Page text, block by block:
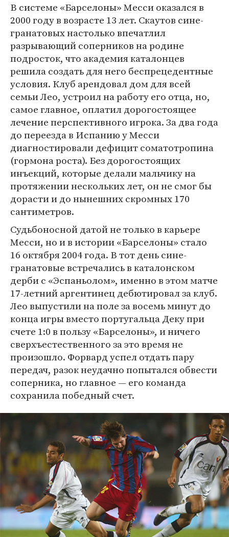
В системе «Барселоны» Месси оказался в
2000 году в возрасте 13 лет. Скаутов сине-
гранатовых настолько впечатлил
разрывающий соперников на родине
подросток, что академия каталонцев
решила создать для него беспрецедентные
условия. Клуб арендовал дом для всей
семьи Лео, устроил на работу его отца, но,
самое главное, оплатил дорогостоящее
лечение перспективного игрока. За два года
до переезда в Испанию у Месси
диагностировали дефицит соматотропина
(гормона роста). Без дорогостоящих
инъекций, которые делали мальчику на
протяжении нескольких лет, он не смог бы
дорасти и до нынешних скромных 170
сантиметров.
Судьбоносной датой не только в карьере
Месси, но и в истории «Барселоны» стало
16 октября 2004 года. В тот день сине-
гранатовые встречались в каталонском
дерби с «Эспаньолом», именно в этом матче
17-летний аргентинец дебютировал за клуб.
Лео выпустили на поле за восемь минут до
конца игры вместо португальца Деку при
счете 1:0 в пользу «Барселоны», и ничего
сверхъестественного за это время не
произошло. Форвард успел отдать пару
передач, разок неудачно попытался обвести
соперника, но главное — его команда
сохранила победный счет.